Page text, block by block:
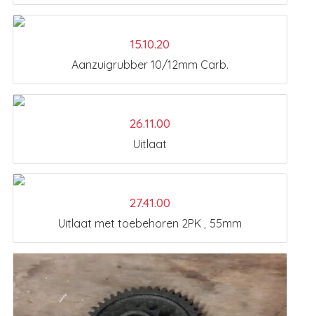
15.10.20
Aanzuigrubber 10/12mm Carb.
26.11.00
Uitlaat
27.41.00
Uitlaat met toebehoren 2PK ¸ 55mm